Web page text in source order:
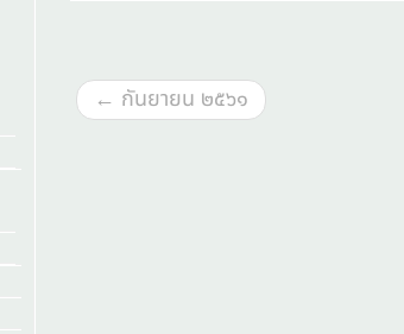
← กันยายน ๒๕๖๑